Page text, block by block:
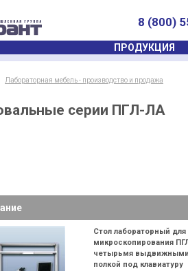
8 (800)
ПРОДУКЦИЯ
Лабораторная мебель - производство и продажа
серии ПГЛ-ЛА
Стол лабораторный для
микроскопирования
четырьмя
полкой под клавиатуру